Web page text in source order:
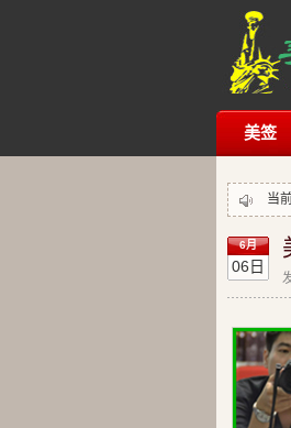
美签
当
6月
06日